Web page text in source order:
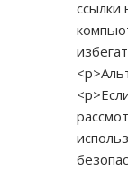
ссылки